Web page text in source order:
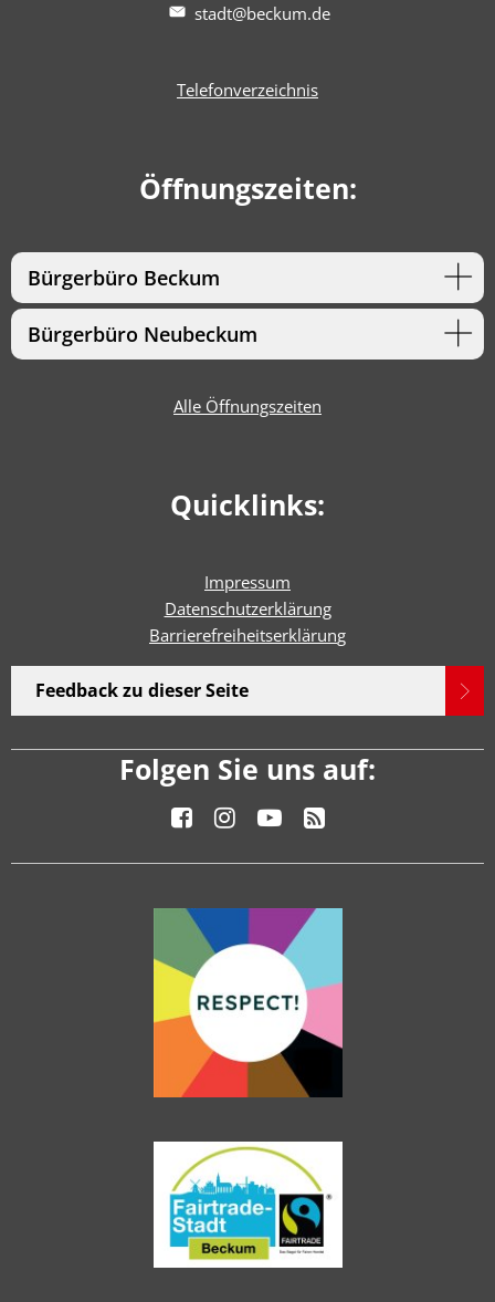
stadt@beckum.de
Telefonverzeichnis
Öffnungszeiten:
Bürgerbüro Beckum
Bürgerbüro Neubeckum
Alle Öffnungszeiten
Quicklinks:
Impressum
Datenschutzerklärung
Barrierefreiheitserklärung
Feedback zu dieser Seite
Folgen Sie uns auf: